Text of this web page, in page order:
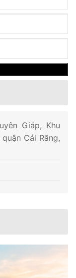
Giáp, Khu
Cái Răng,